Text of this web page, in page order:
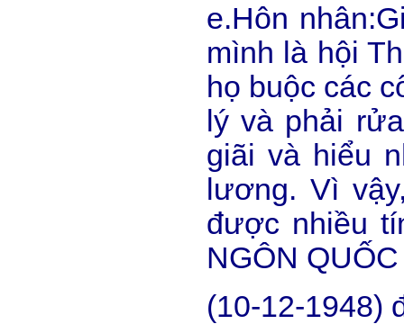
e.Hôn
mình là hội
họ buộc các
lý và phải
giãi và hiểu
lương. Vì
được nhiều
NGÔN
(10-12-1948)